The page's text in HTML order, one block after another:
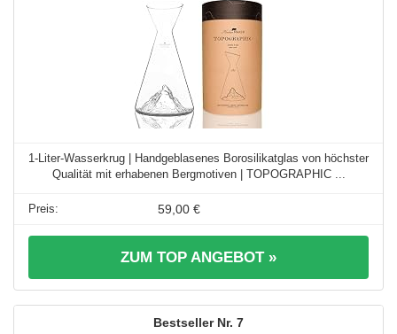
1-Liter-Wasserkrug | Handgeblasenes Borosilikatglas von höchster
Qualität mit erhabenen Bergmotiven | TOPOGRAPHIC ...
59,00 €
ZUM TOP ANGEBOT »
7